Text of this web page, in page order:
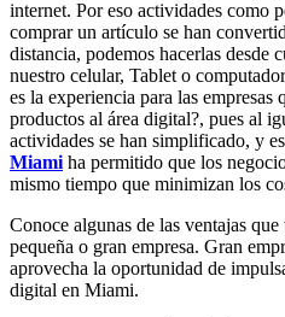
internet. Por eso actividades como
comprar un artículo se han
distancia, podemos hacerlas desde
nuestro celular, Tablet o
es la experiencia para las
productos al área digital?, pues al
actividades se han simplificado, y
Miami ha permitido que los
mismo tiempo que minimizan los
Conoce algunas de las ventajas
pequeña o gran empresa. Gran
aprovecha la oportunidad de
digital en Miami.